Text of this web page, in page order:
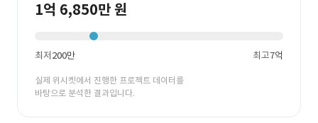
1억 6,850만 원
최저200만 최고7억
실제 위시켓에서 진행한 프로젝트 데이터를
바탕으로 분석한 결과입니다.